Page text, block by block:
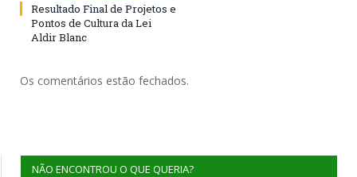
Resultado Final de Projetos e
Pontos de Cultura da Lei
Aldir Blanc
Os comentários estão fechados.
NÃO ENCONTROU O QUE QUERIA?